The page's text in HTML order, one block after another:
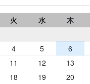
火 水 木
4 5 6
11 12 13
18 19 20